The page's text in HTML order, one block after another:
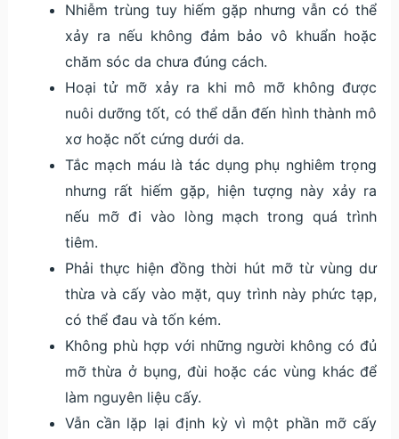
Nhiễm trùng tuy hiếm gặp nhưng vẫn có thể
xảy ra nếu không đảm bảo vô khuẩn hoặc
chăm sóc da chưa đúng cách.
Hoại tử mỡ xảy ra khi mô mỡ không được
nuôi dưỡng tốt, có thể dẫn đến hình thành mô
xơ hoặc nốt cứng dưới da.
Tắc mạch máu là tác dụng phụ nghiêm trọng
nhưng rất hiếm gặp, hiện tượng này xảy ra
nếu mỡ đi vào lòng mạch trong quá trình
tiêm.
Phải thực hiện đồng thời hút mỡ từ vùng dư
thừa và cấy vào mặt, quy trình này phức tạp,
có thể đau và tốn kém.
Không phù hợp với những người không có đủ
mỡ thừa ở bụng, đùi hoặc các vùng khác để
làm nguyên liệu cấy.
Vẫn cần lặp lại định kỳ vì một phần mỡ cấy